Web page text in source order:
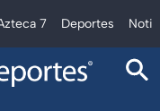
7 Deportes